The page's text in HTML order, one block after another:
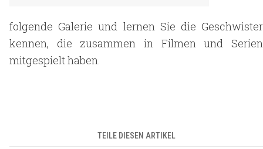
folgende Galerie und lernen Sie die Geschwister
kennen, die zusammen in Filmen und Serien
mitgespielt haben.
TEILE DIESEN ARTIKEL